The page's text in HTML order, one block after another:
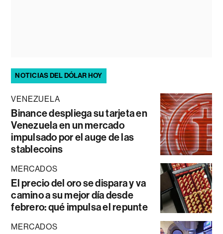
NOTICIAS DEL DÓLAR HOY
VENEZUELA
Binance despliega su tarjeta en
Venezuela en un mercado
impulsado por el auge de las
stablecoins
MERCADOS
El precio del oro se dispara y va
camino a su mejor día desde
febrero: qué impulsa el repunte
MERCADOS